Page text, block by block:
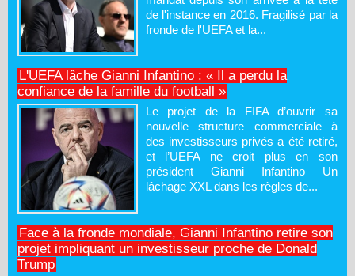
de l'instance en 2016. Fragilisé par la
fronde de l'UEFA et la...
L'UEFA lâche Gianni Infantino : « Il a perdu la
confiance de la famille du football »
Le projet de la FIFA d’ouvrir sa
nouvelle structure commerciale à
des investisseurs privés a été retiré,
et l’UEFA ne croit plus en son
président Gianni Infantino Un
lâchage XXL dans les règles de...
Face à la fronde mondiale, Gianni Infantino retire son
projet impliquant un investisseur proche de Donald
Trump